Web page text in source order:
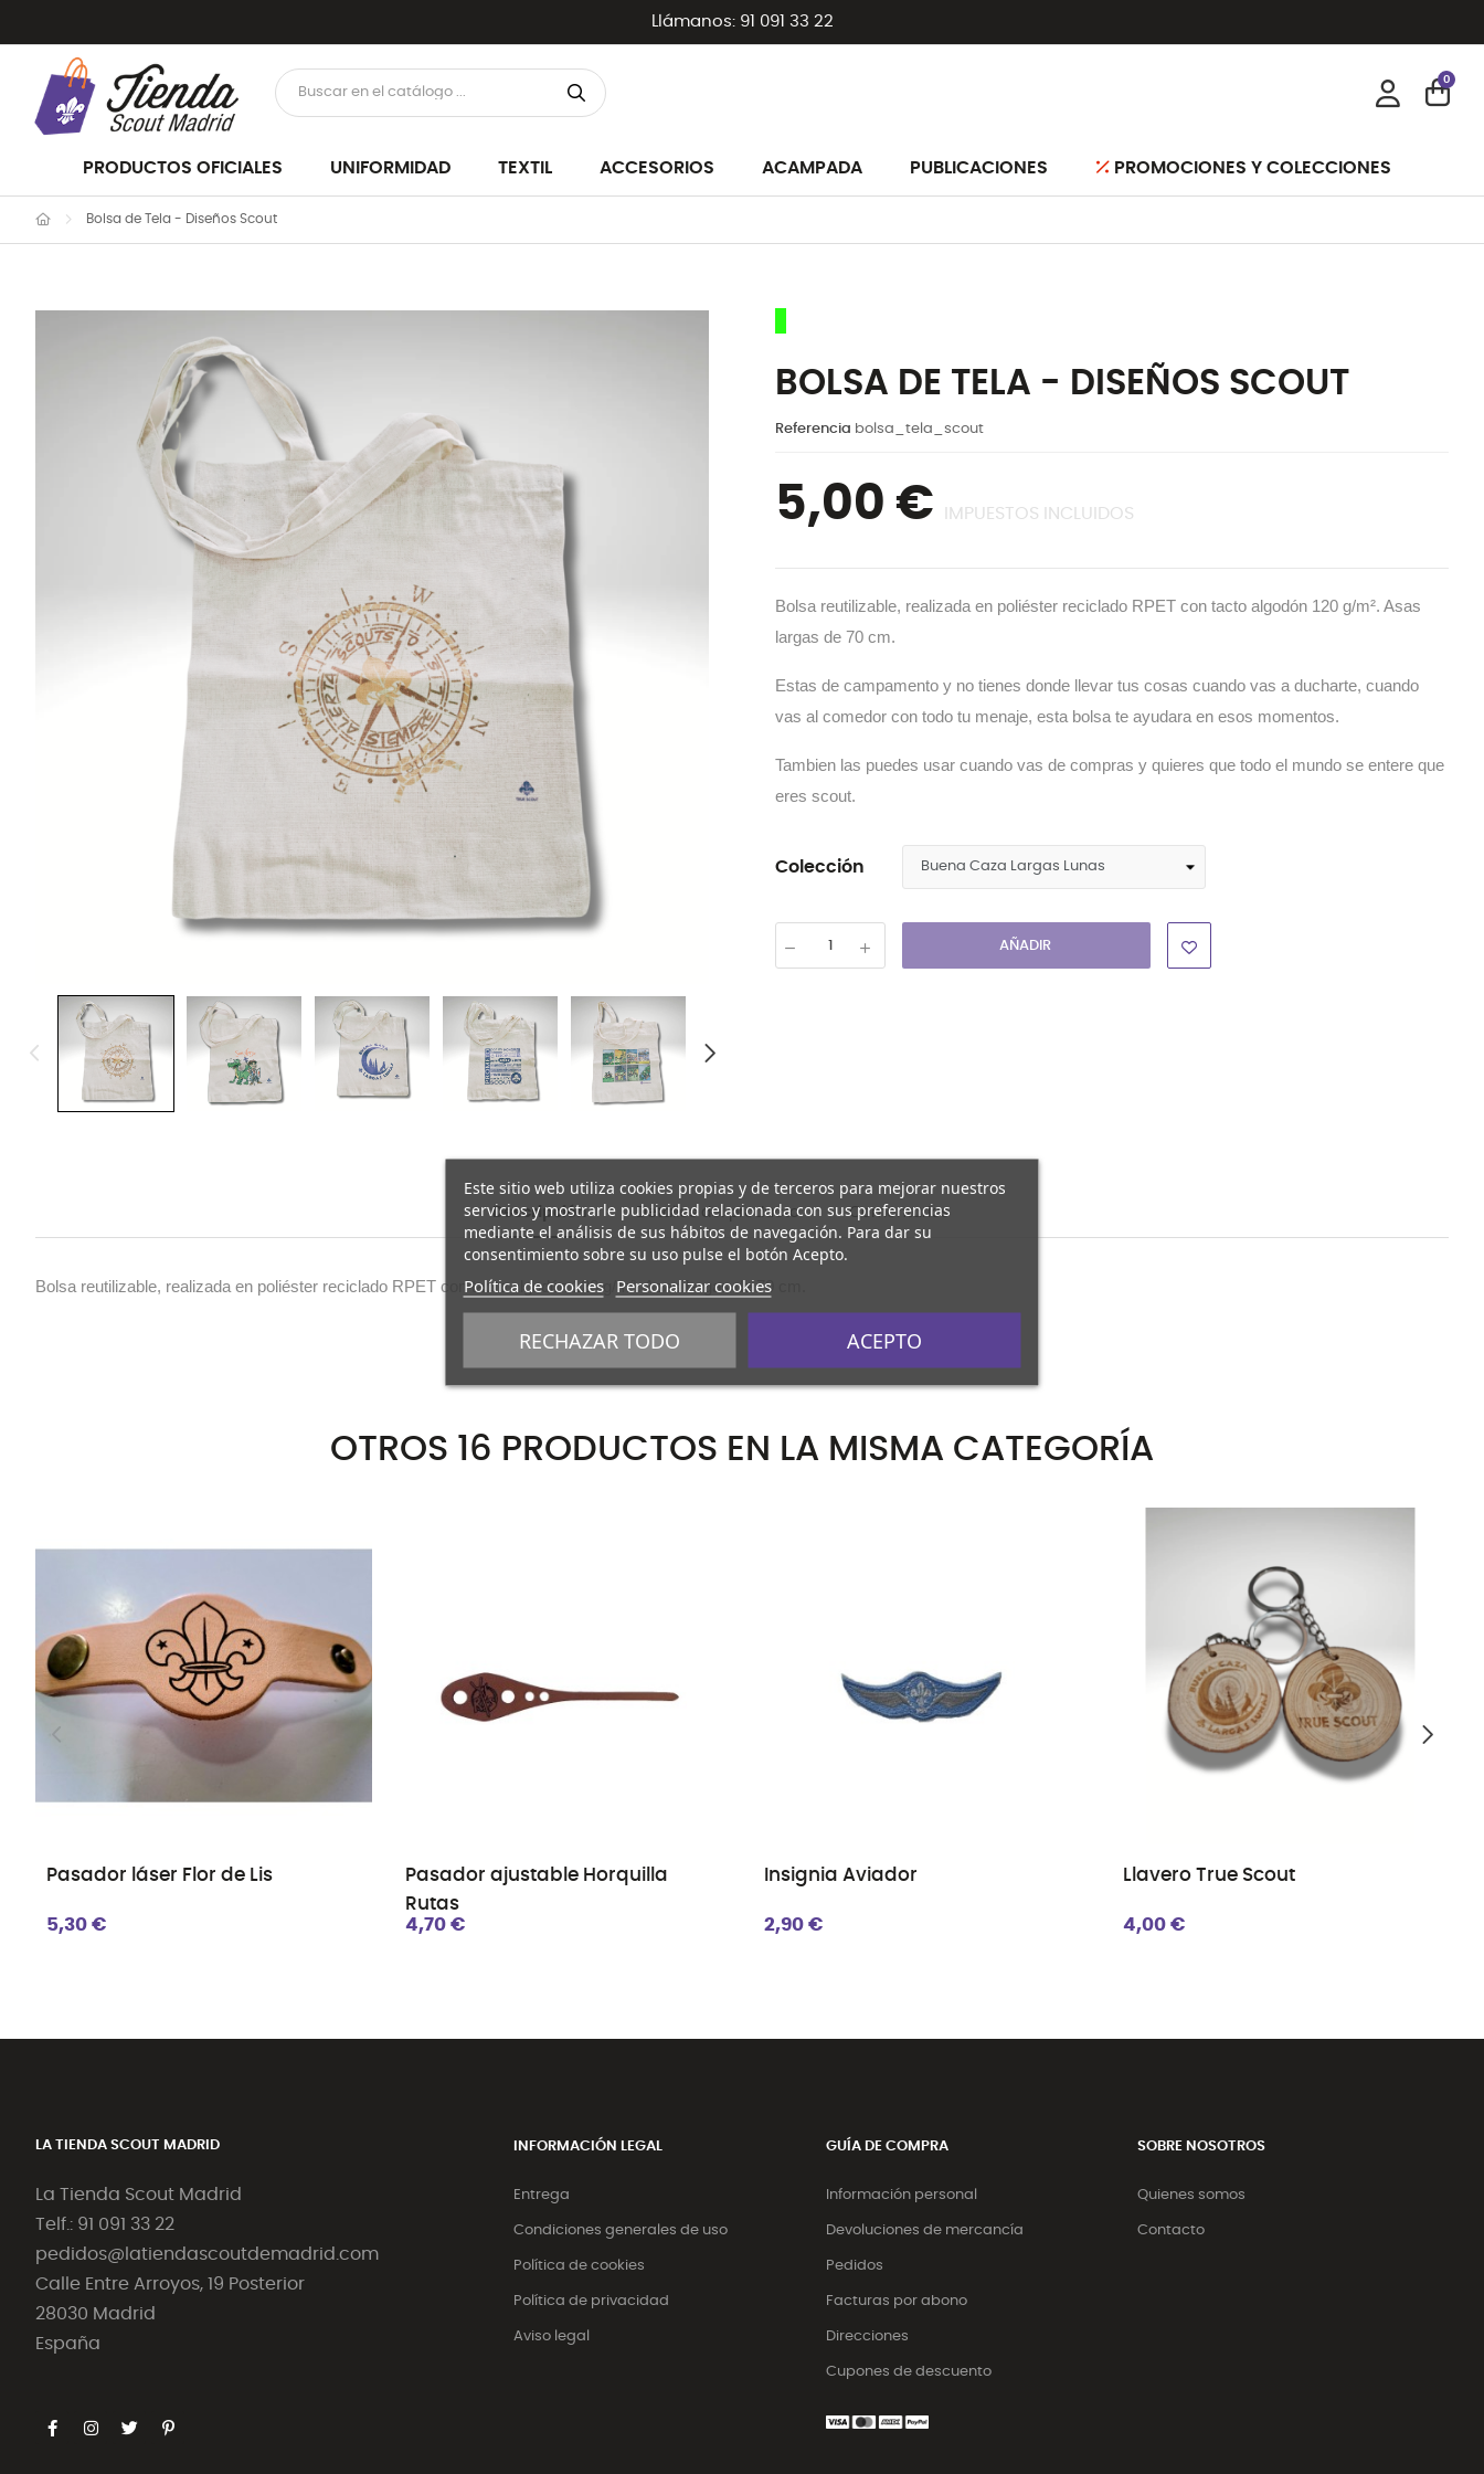
Llámanos: 91 091 33 22
0
PRODUCTOS OFICIALES UNIFORMIDAD TEXTIL ACCESORIOS ACAMPADA PUBLICACIONES PROMOCIONES Y COLECCIONES
Bolsa de Tela - Diseños Scout
BOLSA DE TELA - DISEÑOS SCOUT
Referencia bolsa_tela_scout
5,00 € IMPUESTOS INCLUIDOS
Bolsa reutilizable, realizada en poliéster reciclado RPET con tacto algodón 120 g/m². Asas
largas de 70 cm.
Estas de campamento y no tienes donde llevar tus cosas cuando vas a ducharte, cuando
vas al comedor con todo tu menaje, esta bolsa te ayudara en esos momentos.
Tambien las puedes usar cuando vas de compras y quieres que todo el mundo se entere que
eres scout.
Colección
AÑADIR
Descripción Detalles del producto Comentarios
Bolsa reutilizable, realizada en poliéster reciclado RPET con tacto algodón 120 g/m². Asas largas de 70 cm.
OTROS 16 PRODUCTOS EN LA MISMA CATEGORÍA
Pasador láser Flor de Lis
5,30 €
Pasador ajustable Horquilla
Rutas
4,70 €
Insignia Aviador
2,90 €
Llavero True Scout
4,00 €
LA TIENDA SCOUT MADRID
La Tienda Scout Madrid
Telf.: 91 091 33 22
pedidos@latiendascoutdemadrid.com
Calle Entre Arroyos, 19 Posterior
28030 Madrid
España
INFORMACIÓN LEGAL
Entrega
Condiciones generales de uso
Política de cookies
Política de privacidad
Aviso legal
GUÍA DE COMPRA
Información personal
Devoluciones de mercancía
Pedidos
Facturas por abono
Direcciones
Cupones de descuento
SOBRE NOSOTROS
Quienes somos
Contacto
Este sitio web utiliza cookies propias y de terceros para mejorar nuestros
servicios y mostrarle publicidad relacionada con sus preferencias
mediante el análisis de sus hábitos de navegación. Para dar su
consentimiento sobre su uso pulse el botón Acepto.
Política de cookies Personalizar cookies
RECHAZAR TODO ACEPTO